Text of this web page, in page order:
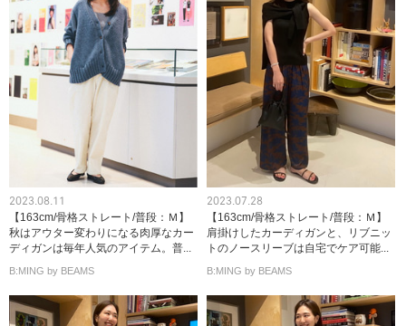
2023.08.11
【163cm/骨格ストレート/普段：Ｍ】
秋はアウター変わりになる肉厚なカー
ディガンは毎年人気のアイテム。普...
B:MING by BEAMS
2023.07.28
【163cm/骨格ストレート/普段：Ｍ】
肩掛けしたカーディガンと、リブニッ
トのノースリーブは自宅でケア可能...
B:MING by BEAMS